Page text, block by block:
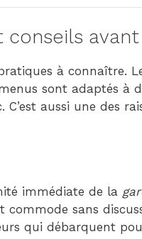
à connaître.
sont adaptés à
aussi une des
immédiate de la
commode sans
qui débarquent